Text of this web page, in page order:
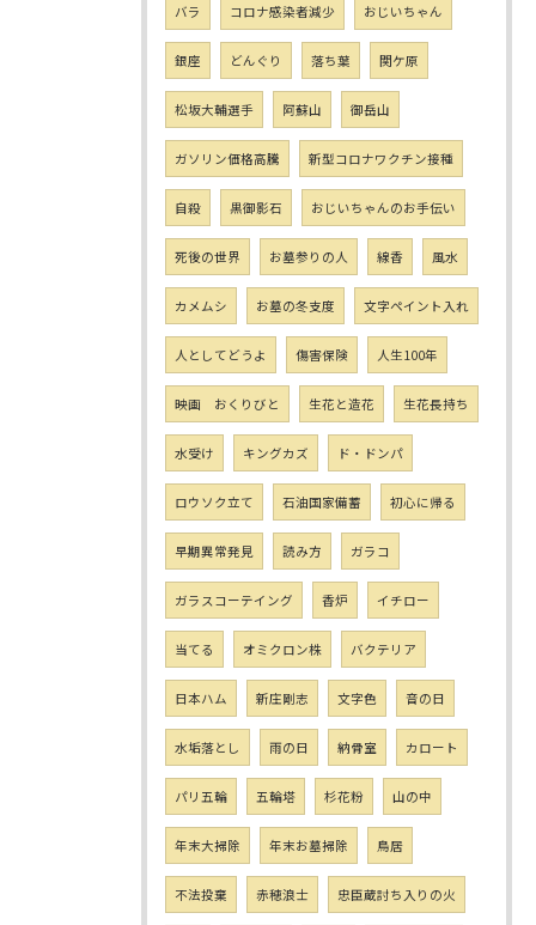
バラ コロナ感染者減少 おじいちゃん
銀座 どんぐり 落ち葉 関ケ原
松坂大輔選手 阿蘇山 御岳山
ガソリン価格高騰 新型コロナワクチン接種
自殺 黒御影石 おじいちゃんのお手伝い
死後の世界 お墓参りの人 線香 風水
カメムシ お墓の冬支度 文字ペイント入れ
人としてどうよ 傷害保険 人生100年
映画 おくりびと 生花と造花 生花長持ち
水受け キングカズ ド・ドンパ
ロウソク立て 石油国家備蓄 初心に帰る
早期異常発見 読み方 ガラコ
ガラスコーテイング 香炉 イチロー
当てる オミクロン株 バクテリア
日本ハム 新庄剛志 文字色 音の日
水垢落とし 雨の日 納骨室 カロート
パリ五輪 五輪塔 杉花粉 山の中
年末大掃除 年末お墓掃除 鳥居
不法投棄 赤穂浪士 忠臣蔵討ち入りの火